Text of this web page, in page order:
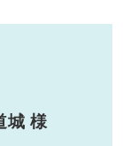
城 様